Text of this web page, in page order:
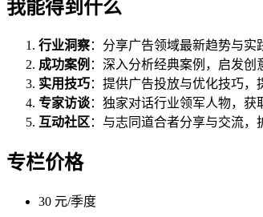
我能得到什么
行业洞察：分享广告领域最新趋势与实
成功案例 ：深入分析经典案例，启发创
实用技巧：提供广告投放与优化技巧，
专家访谈：独家对话行业领军人物，获
互动社区：与志同道合者分享与交流，
专栏价格
30 元/季度